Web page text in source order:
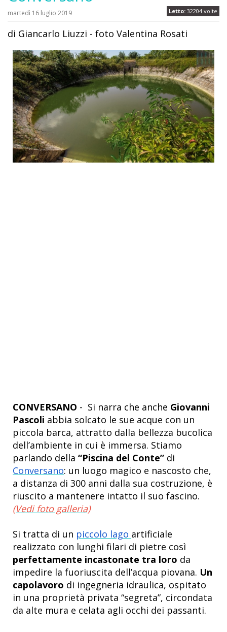
Letto: 32204 volte
martedì 16 luglio 2019
di Giancarlo Liuzzi - foto Valentina Rosati
CONVERSANO - Si narra che anche Giovanni
Pascoli abbia solcato le sue acque con un
piccola barca, attratto dalla bellezza bucolica
dell’ambiente in cui è immersa. Stiamo
parlando della “Piscina del Conte” di
Conversano: un luogo magico e nascosto che,
a distanza di 300 anni dalla sua costruzione, è
riuscito a mantenere intatto il suo fascino.
(Vedi foto galleria)
Si tratta di un piccolo lago artificiale
realizzato con lunghi filari di pietre così
perfettamente incastonate tra loro da
impedire la fuoriuscita dell’acqua piovana. Un
capolavoro di ingegneria idraulica, ospitato
in una proprietà privata “segreta”, circondata
da alte mura e celata agli occhi dei passanti.